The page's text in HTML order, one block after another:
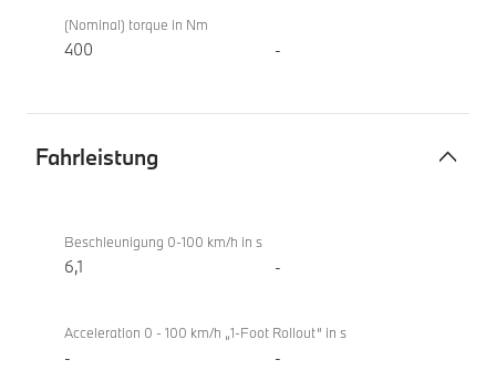
(Nominal) torque in Nm
400 -
Fahrleistung
eDrive40
Touring
Beschleunigung 0-100 km/h in s
6,1 -
Acceleration 0 - 100 km/h „1-Foot Rollout“ in s
- -